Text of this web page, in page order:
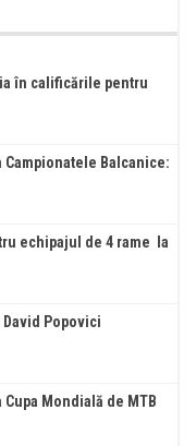
în calificările pentru
Campionatele Balcanice:
echipajul de 4 rame la
David Popovici
Mondială de MTB